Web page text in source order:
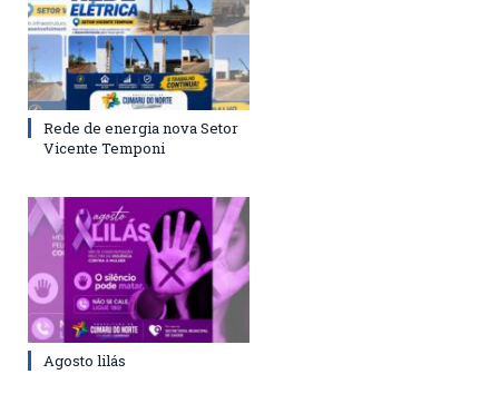
Rede de energia nova Setor
Vicente Temponi
Agosto lilás